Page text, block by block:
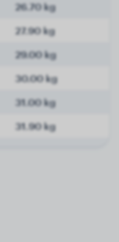
26.70 kg
27.90 kg
29.00 kg
30.00 kg
31.00 kg
31.90 kg